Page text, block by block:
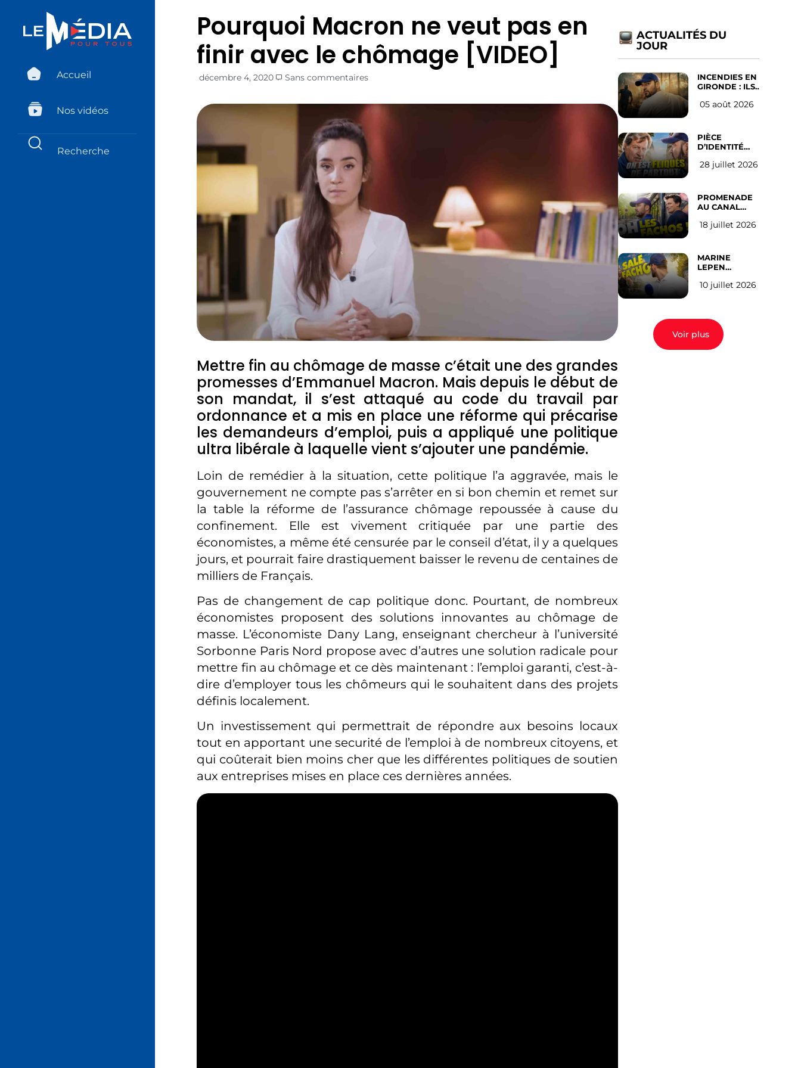
Accueil
Nos vidéos
Pourquoi Macron ne veut pas en
finir avec le chômage [VIDEO]
décembre 4, 2020 Sans commentaires
Mettre fin au chômage de masse c’était une des grandes
promesses d’Emmanuel Macron. Mais depuis le début de
son mandat, il s’est attaqué au code du travail par
ordonnance et a mis en place une réforme qui précarise
les demandeurs d’emploi, puis a appliqué une politique
ultra libérale à laquelle vient s’ajouter une pandémie.
Loin de remédier à la situation, cette politique l’a aggravée, mais le
gouvernement ne compte pas s’arrêter en si bon chemin et remet sur
la table la réforme de l’assurance chômage repoussée à cause du
confinement. Elle est vivement critiquée par une partie des
économistes, a même été censurée par le conseil d’état, il y a quelques
jours, et pourrait faire drastiquement baisser le revenu de centaines de
milliers de Français.
Pas de changement de cap politique donc. Pourtant, de nombreux
économistes proposent des solutions innovantes au chômage de
masse. L’économiste Dany Lang, enseignant chercheur à l’université
Sorbonne Paris Nord propose avec d’autres une solution radicale pour
mettre fin au chômage et ce dès maintenant : l’emploi garanti, c’est-à-
dire d’employer tous les chômeurs qui le souhaitent dans des projets
définis localement.
Un investissement qui permettrait de répondre aux besoins locaux
tout en apportant une securité de l’emploi à de nombreux citoyens, et
qui coûterait bien moins cher que les différentes politiques de soutien
aux entreprises mises en place ces dernières années.
ACTUALITÉS DU
JOUR
INCENDIES EN
GIRONDE : ILS
D’ABANDONNER
05 août 2026
PIÈCE
D’IDENTITÉ
SUR LES
l’avis des
Français
28 juillet 2026
PROMENADE
AU CANAL
(les gauchistes
18 juillet 2026
MARINE
LEPEN
EN 2027 : l’avis
10 juillet 2026
Voir plus